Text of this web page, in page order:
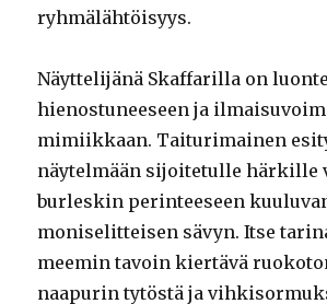
ryhmälähtöisyys.
Näyttelijänä Skaffarilla on
hienostuneeseen ja
mimiikkaan. Taiturimainen
näytelmään sijoitetulle härkille
burleskin perinteeseen
moniselitteisen sävyn. Itse
meemin tavoin kiertävä
naapurin tytöstä ja